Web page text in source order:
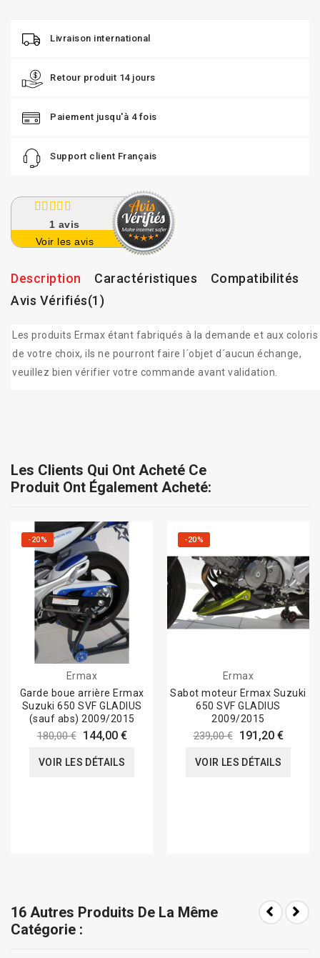
Livraison international
Retour produit 14 jours
Paiement jusqu'à 4 fois
Support client Français
1 avis
Voir les avis
Description Caractéristiques
Compatibilités
Avis Vérifiés(1)
Les produits Ermax étant fabriqués à la demande et aux coloris
de votre choix, ils ne pourront faire l´objet d´aucun échange,
veuillez bien vérifier votre commande avant validation.
Les Clients Qui Ont Acheté Ce
Produit Ont Également Acheté:
-20%
Ermax
Garde boue arrière Ermax
Suzuki 650 SVF GLADIUS
(sauf abs) 2009/2015
180,00 € 144,00 €
VOIR LES DÉTAILS
-20%
Ermax
Sabot moteur Ermax Suzuki
650 SVF GLADIUS
2009/2015
239,00 € 191,20 €
VOIR LES DÉTAILS
16 Autres Produits De La Même
Catégorie :